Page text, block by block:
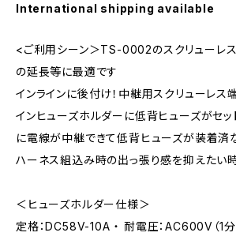
International shipping available
<ご利用シーン＞TS-0002のスクリューレス
の延長等に最適です
インラインに後付け！中継用スクリューレス
インヒューズホルダーに低背ヒューズがセッ
に電線が中継できて低背ヒューズが装着済
ハーネス組込み時の出っ張り感を抑えたい時
＜ヒューズホルダー仕様＞
定格：DC58V-10A ・ 耐電圧：AC600V（1分